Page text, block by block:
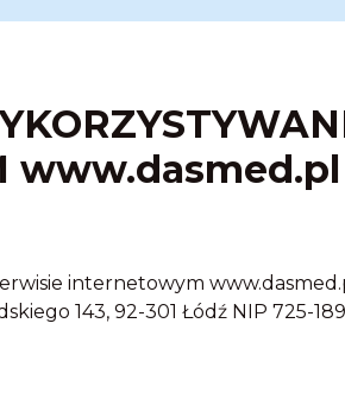
www.dasmed.pl
internetowym
143, 92-301 Łódź NIP 725-